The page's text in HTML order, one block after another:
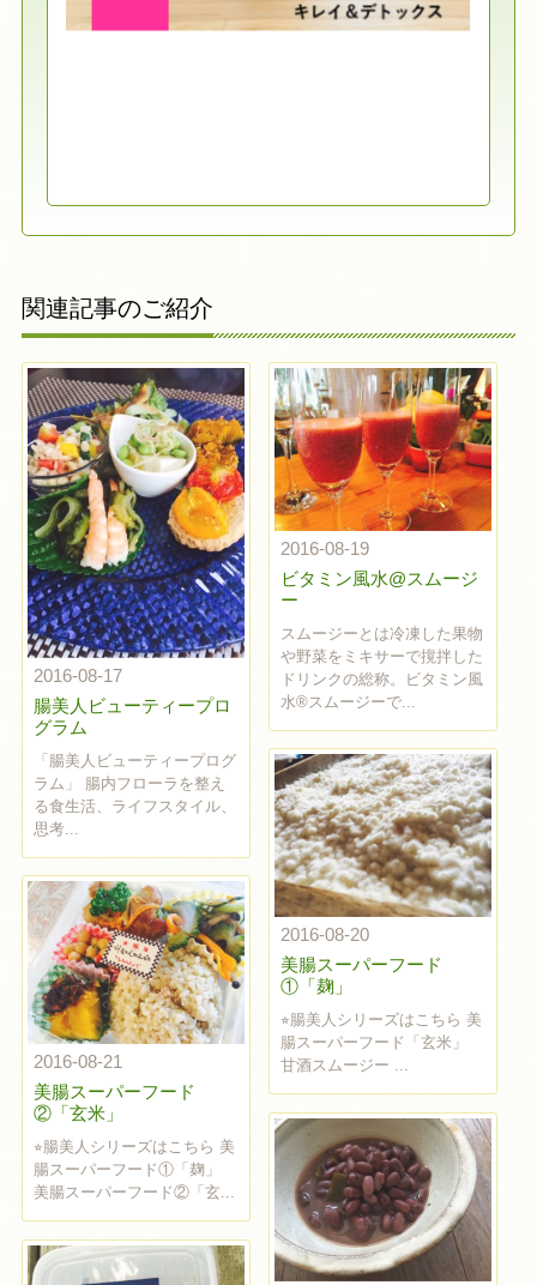
関連記事のご紹介
2016-08-17
腸美人ビューティープロ
グラム
「腸美人ビューティープログ
ラム」 腸内フローラを整え
る食生活、ライフスタイル、
思考...
2016-08-19
ビタミン風水@スムージ
ー
スムージーとは冷凍した果物
や野菜をミキサーで撹拌した
ドリンクの総称。ビタミン風
水®︎スムージーで...
2016-08-20
美腸スーパーフード
①「麹」
⭐︎腸美人シリーズはこちら 美
腸スーパーフード「玄米」
甘酒スムージー ...
2016-08-21
美腸スーパーフード
②「玄米」
⭐︎腸美人シリーズはこちら 美
腸スーパーフード①「麹」
美腸スーパーフード②「玄...